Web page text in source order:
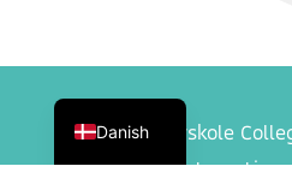
Ranum Efterskole
følgende
Danish